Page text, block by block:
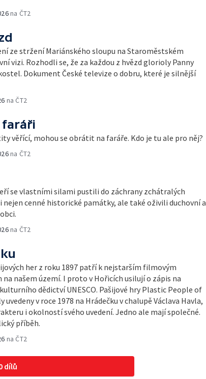
na ČT2
ze stržení Mariánského sloupu na Staroměstském
vizi. Rozhodli se, že za každou z hvězd glorioly Panny
Dokument České televize o dobru, které je silnější
na ČT2
faráři
věřící, mohou se obrátit na faráře. Kdo je tu ale pro něj?
na ČT2
se vlastními silami pustili do záchrany zchátralých
nejen cenné historické památky, ale také oživili duchovní a
na ČT2
her z roku 1897 patří k nejstarším filmovým
našem území. I proto v Hořicích usilují o zápis na
dědictví UNESCO. Pašijové hry Plastic People of
v roce 1978 na Hrádečku v chalupě Václava Havla,
i okolností svého uvedení. Jedno ale mají společné.
příběh.
na ČT2
dílů